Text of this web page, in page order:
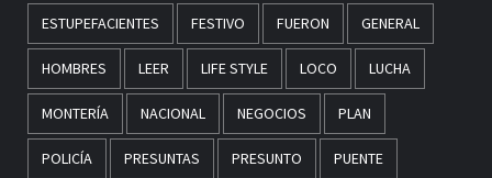
ESTUPEFACIENTES FESTIVO FUERON GENERAL
HOMBRES LEER LIFE STYLE LOCO LUCHA
MONTERÍA NACIONAL NEGOCIOS PLAN
POLICÍA PRESUNTAS PRESUNTO PUENTE